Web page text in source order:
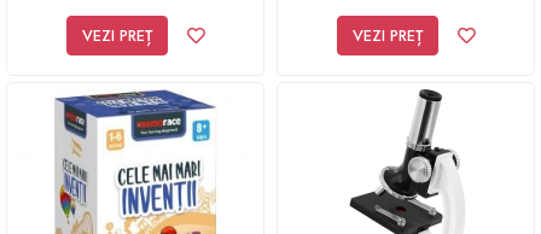
VEZI PREȚ VEZI PREȚ